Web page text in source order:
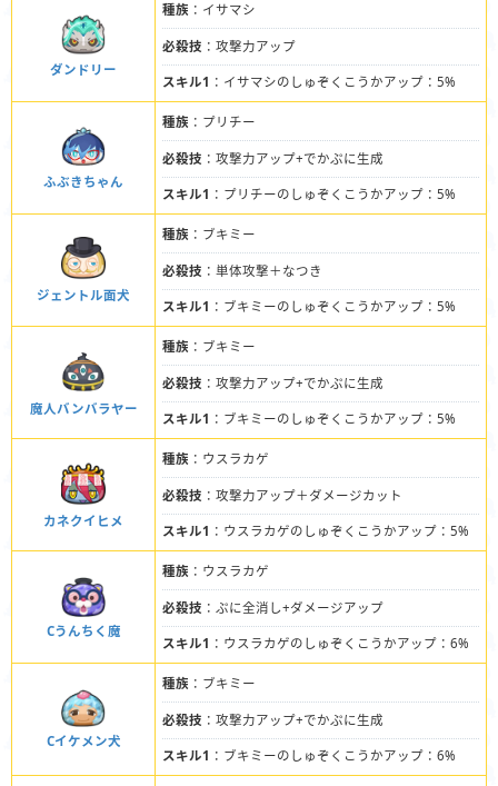
ダンドリー
種族 ：イサマシ
必殺技 ：攻撃力アップ
スキル1 ：イサマシのしゅぞくこうかアップ：5%
ふぶきちゃん
種族 ：プリチー
必殺技 ：攻撃力アップ+でかぷに生成
スキル1 ：プリチーのしゅぞくこうかアップ：5%
ジェントル面犬
種族 ：ブキミー
必殺技 ：単体攻撃＋なつき
スキル1 ：ブキミーのしゅぞくこうかアップ：5%
魔人バンバラヤー
種族 ：ブキミー
必殺技 ：攻撃力アップ+でかぷに生成
スキル1 ：ブキミーのしゅぞくこうかアップ：5%
カネクイヒメ
種族 ：ウスラカゲ
必殺技 ：攻撃力アップ＋ダメージカット
スキル1 ：ウスラカゲのしゅぞくこうかアップ：5%
Cうんちく魔
種族 ：ウスラカゲ
必殺技 ：ぷに全消し+ダメージアップ
スキル1 ：ウスラカゲのしゅぞくこうかアップ：6%
Cイケメン犬
種族 ：ブキミー
必殺技 ：攻撃力アップ+でかぷに生成
スキル1 ：ブキミーのしゅぞくこうかアップ：6%